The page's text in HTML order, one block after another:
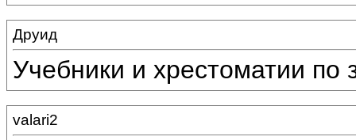
Друид
Учебники и хрестоматии по
valari2